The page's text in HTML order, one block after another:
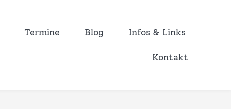
Termine Blog Infos & Links
Kontakt